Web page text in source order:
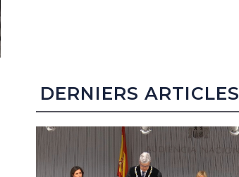
DERNIERS ARTICLES